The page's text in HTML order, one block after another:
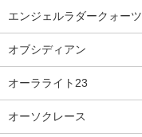
エンジェルラダークォーツ
オブシディアン
オーラライト23
オーソクレース